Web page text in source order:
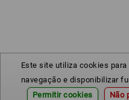
Este site utiliza cookies
navegação e disponibilizar
Permitir cookies
Não